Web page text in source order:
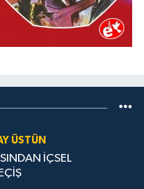
ÜSTÜN
İÇSEL